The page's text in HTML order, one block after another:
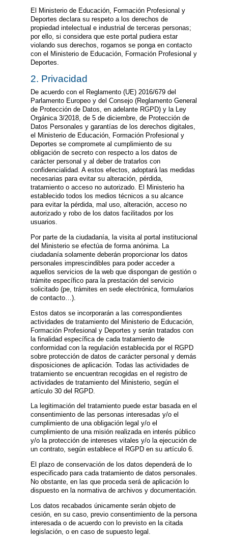
El Ministerio de Educación, Formación Profesional y
Deportes declara su respeto a los derechos de
propiedad intelectual e industrial de terceras personas;
por ello, si considera que este portal pudiera estar
violando sus derechos, rogamos se ponga en contacto
con el Ministerio de Educación, Formación Profesional y
Deportes.
2. Privacidad
De acuerdo con el Reglamento (UE) 2016/679 del
Parlamento Europeo y del Consejo (Reglamento General
de Protección de Datos, en adelante RGPD) y la Ley
Orgánica 3/2018, de 5 de diciembre, de Protección de
Datos Personales y garantías de los derechos digitales,
el Ministerio de Educación, Formación Profesional y
Deportes se compromete al cumplimiento de su
obligación de secreto con respecto a los datos de
carácter personal y al deber de tratarlos con
confidencialidad. A estos efectos, adoptará las medidas
necesarias para evitar su alteración, pérdida,
tratamiento o acceso no autorizado. El Ministerio ha
establecido todos los medios técnicos a su alcance
para evitar la pérdida, mal uso, alteración, acceso no
autorizado y robo de los datos facilitados por los
usuarios.
Por parte de la ciudadanía, la visita al portal institucional
del Ministerio se efectúa de forma anónima. La
ciudadanía solamente deberán proporcionar los datos
personales imprescindibles para poder acceder a
aquellos servicios de la web que dispongan de gestión o
trámite específico para la prestación del servicio
solicitado (pe, trámites en sede electrónica, formularios
de contacto…).
Estos datos se incorporarán a las correspondientes
actividades de tratamiento del Ministerio de Educación,
Formación Profesional y Deportes y serán tratados con
la finalidad específica de cada tratamiento de
conformidad con la regulación establecida por el RGPD
sobre protección de datos de carácter personal y demás
disposiciones de aplicación. Todas las actividades de
tratamiento se encuentran recogidas en el registro de
actividades de tratamiento del Ministerio, según el
artículo 30 del RGPD.
La legitimación del tratamiento puede estar basada en el
consentimiento de las personas interesadas y/o el
cumplimiento de una obligación legal y/o el
cumplimiento de una misión realizada en interés público
y/o la protección de intereses vitales y/o la ejecución de
un contrato, según establece el RGPD en su artículo 6.
El plazo de conservación de los datos dependerá de lo
especificado para cada tratamiento de datos personales.
No obstante, en las que proceda será de aplicación lo
dispuesto en la normativa de archivos y documentación.
Los datos recabados únicamente serán objeto de
cesión, en su caso, previo consentimiento de la persona
interesada o de acuerdo con lo previsto en la citada
legislación, o en caso de supuesto legal.